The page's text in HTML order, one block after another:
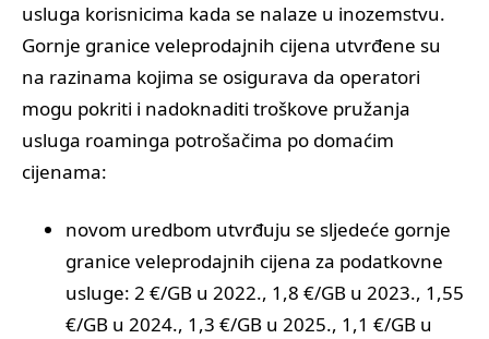
usluga korisnicima kada se nalaze u inozemstvu.
Gornje granice veleprodajnih cijena utvrđene su
na razinama kojima se osigurava da operatori
mogu pokriti i nadoknaditi troškove pružanja
usluga roaminga potrošačima po domaćim
cijenama:
novom uredbom utvrđuju se sljedeće gornje
granice veleprodajnih cijena za podatkovne
usluge: 2 €/GB u 2022., 1,8 €/GB u 2023., 1,55
€/GB u 2024., 1,3 €/GB u 2025., 1,1 €/GB u